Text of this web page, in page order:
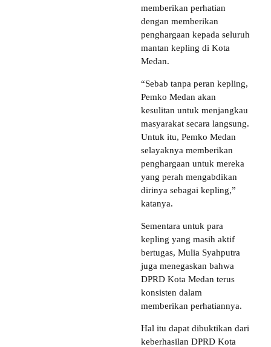
memberikan perhatian
dengan memberikan
penghargaan kepada seluruh
mantan kepling di Kota
Medan.
“Sebab tanpa peran kepling,
Pemko Medan akan
kesulitan untuk menjangkau
masyarakat secara langsung.
Untuk itu, Pemko Medan
selayaknya memberikan
penghargaan untuk mereka
yang perah mengabdikan
dirinya sebagai kepling,”
katanya.
Sementara untuk para
kepling yang masih aktif
bertugas, Mulia Syahputra
juga menegaskan bahwa
DPRD Kota Medan terus
konsisten dalam
memberikan perhatiannya.
Hal itu dapat dibuktikan dari
keberhasilan DPRD Kota